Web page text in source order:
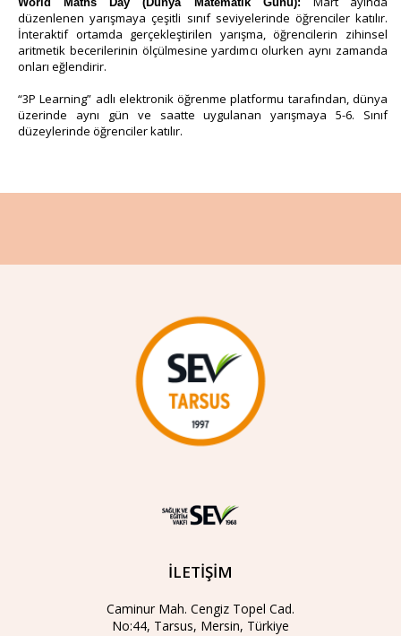
düzenlenen yarışmaya çeşitli sınıf seviyelerinde öğrenciler katılır.
İnteraktif ortamda gerçekleştirilen yarışma, öğrencilerin zihinsel
aritmetik becerilerinin ölçülmesine yardımcı olurken aynı zamanda
onları eğlendirir.
“3P Learning” adlı elektronik öğrenme platformu tarafından, dünya
üzerinde aynı gün ve saatte uygulanan yarışmaya 5-6. Sınıf
düzeylerinde öğrenciler katılır.
İLETİŞİM
Caminur Mah. Cengiz Topel Cad.
No:44, Tarsus, Mersin, Türkiye